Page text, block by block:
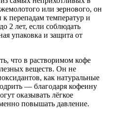
или зернового, он
к перепадам температур и
2 лет, если соблюдать
упаковка и защита от
что в растворимом кофе
веществ. Он не
как натуральные
— благодаря кофеину
оказывать лёгкое
повышать давление.